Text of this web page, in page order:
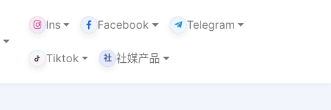
Ins Facebook Telegram
Tiktok 社 社媒产品